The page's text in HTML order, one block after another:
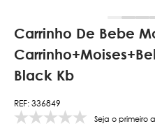
Carrinho De Bebe
Black Kb
REF: 336849
Seja o primeiro